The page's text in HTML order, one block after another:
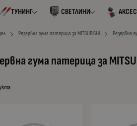
ТУНИНГ СВЕТЛИНИ
Резервна гума патерица за MITSUBISHI Резервна
гума патерица за